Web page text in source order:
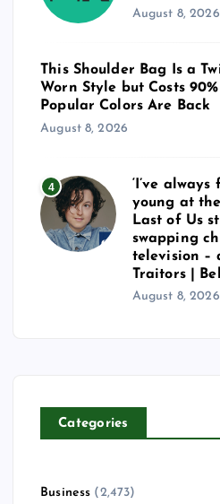
August 8, 2026
This Shoulder Bag Is a
Worn Style but Costs
Popular Colors Are Back
August 8, 2026
4
‘I’ve
young at the
Last of Us
swapping
television –
Traitors |
August 8, 2026
Categories
Business (2,473)